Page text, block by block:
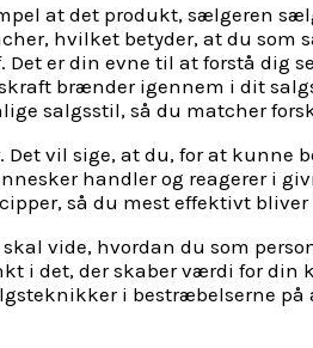
at det produkt, sælgeren
hvilket betyder, at du
er din evne til at forstå dig
brænder igennem i dit
salgsstil, så du matcher
vil sige, at du, for at kunne
handler og reagerer i
så du mest effektivt
vide, hvordan du som
i det, der skaber værdi for din
i bestræbelserne